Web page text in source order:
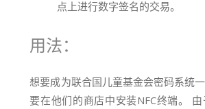
点上进行数字签名的交易。
用法：
想要成为联合国儿童基金会密码系统
要在他们的商店中安装NFC终端。